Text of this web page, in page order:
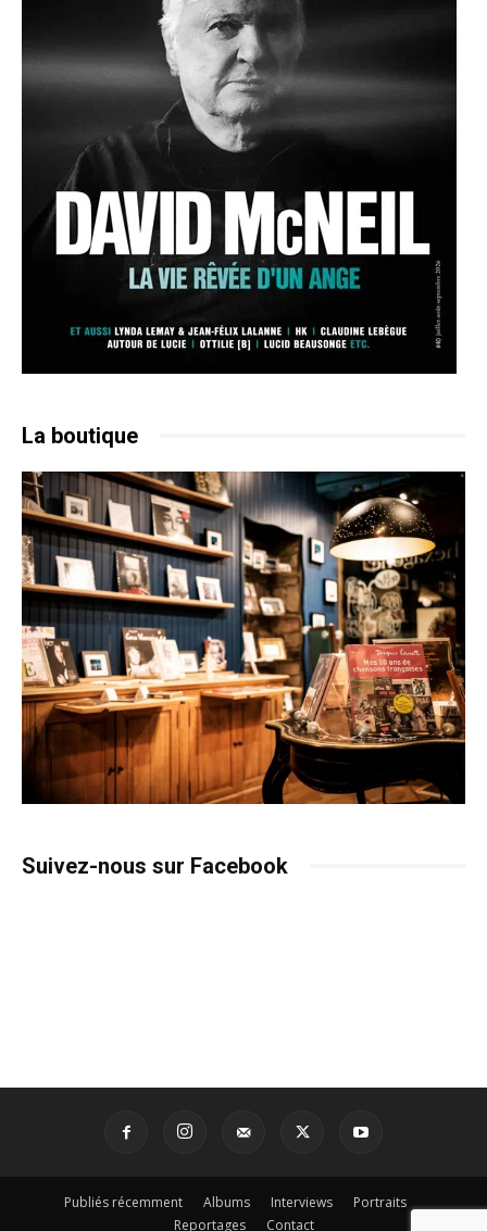
La boutique
Suivez-nous sur Facebook
Publiés récemment Albums Interviews
Portraits
Reportages
Contact